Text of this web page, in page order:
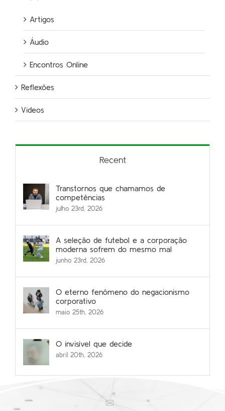
Artigos
Áudio
Encontros Online
Reflexões
Videos
Recent
Transtornos que chamamos de
competências
julho 23rd, 2026
A seleção de futebol e a corporação
moderna sofrem do mesmo mal
junho 23rd, 2026
O eterno fenômeno do negacionismo
corporativo
maio 25th, 2026
O invisível que decide
abril 20th, 2026